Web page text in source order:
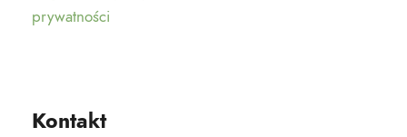
prywatności
Kontakt